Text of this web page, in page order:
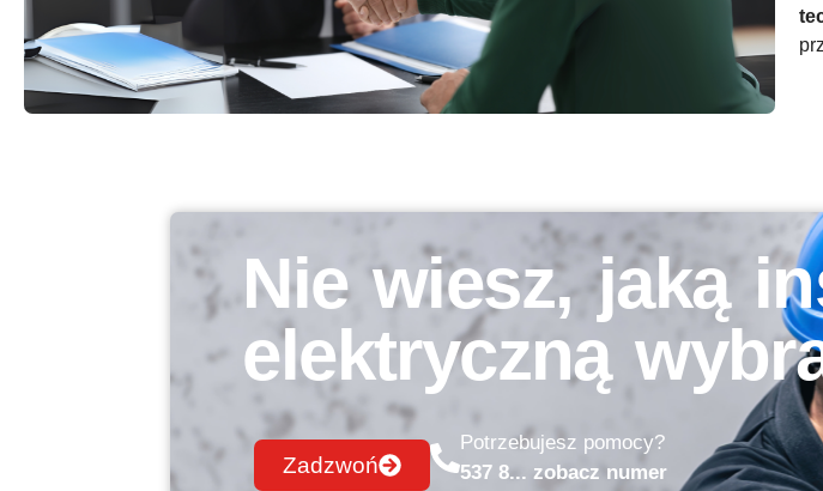
Nie wiesz, jaką
elektryczną
Zadzwoń
Potrzebujesz pomocy?
537 8... zobacz numer